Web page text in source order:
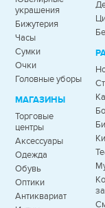
украшения
Бижутерия
Часы
Сумки
Очки
Головные уборы
МАГАЗИНЫ
Торговые
центры
Аксессуары
Одежда
Обувь
Оптики
Антиквариат